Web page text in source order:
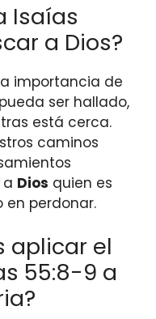
Isaías
a Dios?
importancia de
ser hallado,
está cerca.
caminos
a Dios quien es
en perdonar.
aplicar el
55:8-9 a